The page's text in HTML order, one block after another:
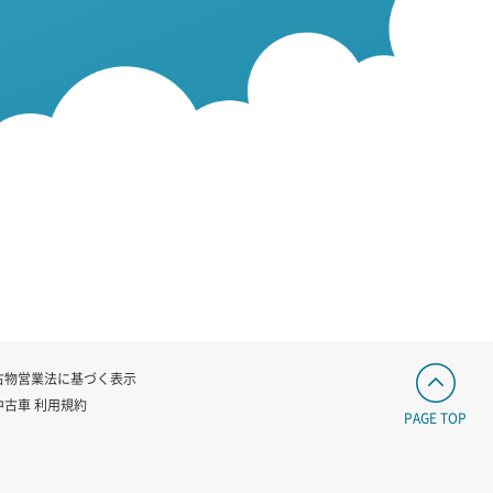
物営業法に基づく表示
古車 利用規約
PAGE TOP